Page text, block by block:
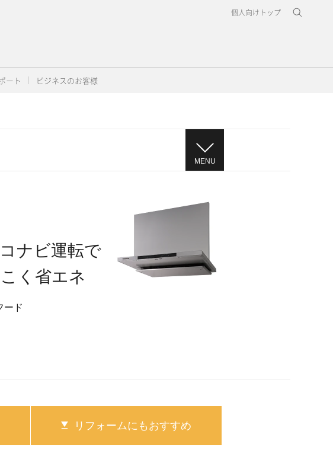
個人向けトップ
ート ビジネスのお客様
MENU
ナビ運転で
く省エネ
ード
リフォームにも おすすめ